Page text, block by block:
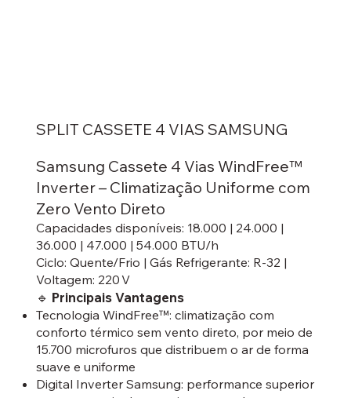
SPLIT CASSETE 4 VIAS SAMSUNG
Samsung Cassete 4 Vias WindFree™
Inverter – Climatização Uniforme com
Zero Vento Direto
Capacidades disponíveis: 18.000 | 24.000 |
36.000 | 47.000 | 54.000 BTU/h
Ciclo: Quente/Frio | Gás Refrigerante: R‑32 |
Voltagem: 220 V
🔹 Principais Vantagens
Tecnologia WindFree™: climatização com
conforto térmico sem vento direto, por meio de
15.700 microfuros que distribuem o ar de forma
suave e uniforme
Digital Inverter Samsung: performance superior